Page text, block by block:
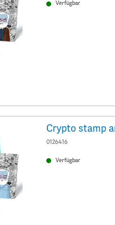
Verfügbar
Crypto stamp
0126416
Verfügbar